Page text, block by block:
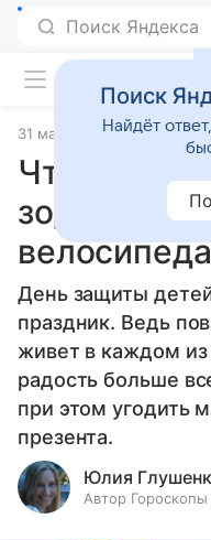
Поиск Яндекса
31 мая 2026 Источник:
Что
зодиака на
День защиты
праздник. Ведь
живет в каждом из
радость больше
при этом угодить
презента.
Юлия
Автор Гороскопы
Поиск
Найдёт